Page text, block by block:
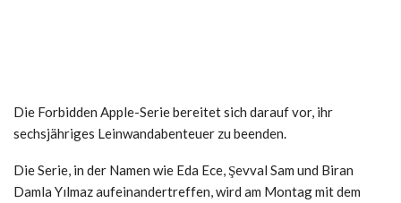
Die Forbidden Apple-Serie bereitet sich darauf vor, ihr
sechsjähriges Leinwandabenteuer zu beenden.
Die Serie, in der Namen wie Eda Ece, Şevval Sam und Biran
Damla Yılmaz aufeinandertreffen, wird am Montag mit dem